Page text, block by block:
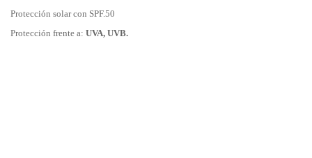
Protección solar con SPF.50
Protección frente a: UVA, UVB.